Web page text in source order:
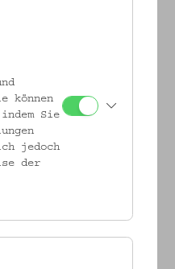
für Kulturkonzepte
im Kunst Haus
in unterschiedlichen
seit 2012 in der
Wien tätig.
können
Sie
jedoch
der